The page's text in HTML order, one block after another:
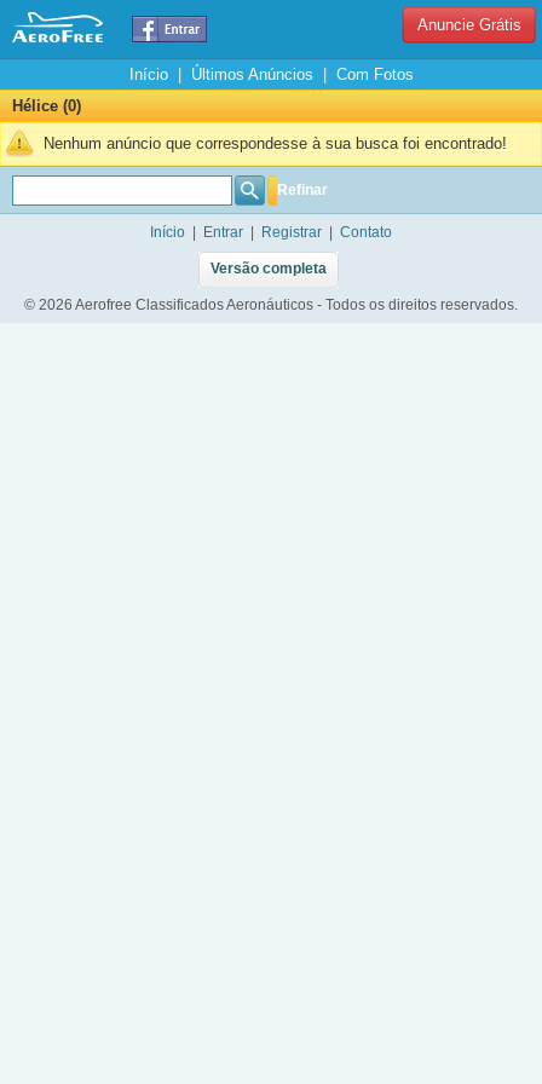
Anuncie Grátis
Início| Últimos Anúncios
Com Fotos
Hélice (0)
Nenhum anúncio que correspondesse à sua busca foi encontrado!
Refinar
Início Entrar Registrar Contato
Versão completa
© 2026 Aerofree Classificados Aeronáuticos - Todos os direitos reservados.